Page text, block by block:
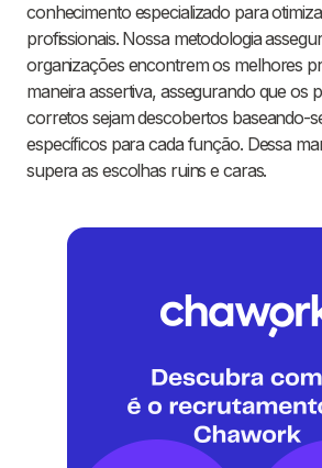
conhecimento especializado para
profissionais. Nossa metodologia
organizações encontrem os melhores
maneira assertiva, assegurando que os
corretos sejam descobertos baseando-
específicos para cada função. Dessa
supera as escolhas ruins e caras.